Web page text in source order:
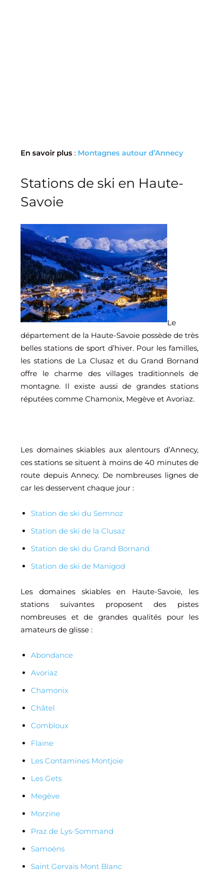
En savoir plus : Montagnes autour d’Annecy
Stations de ski en Haute-
Savoie
Le
département de la Haute-Savoie possède de très
belles stations de sport d’hiver. Pour les familles,
les stations de La Clusaz et du Grand Bornand
offre le charme des villages traditionnels de
montagne. Il existe aussi de grandes stations
réputées comme Chamonix, Megève et Avoriaz.
Les domaines skiables aux alentours d’Annecy,
ces stations se situent à moins de 40 minutes de
route depuis Annecy. De nombreuses lignes de
car les desservent chaque jour :
Station de ski du Semnoz
Station de ski de la Clusaz
Station de ski du Grand Bornand
Station de ski de Manigod
Les domaines skiables en Haute-Savoie, les
stations suivantes proposent des pistes
nombreuses et de grandes qualités pour les
amateurs de glisse :
Abondance
Avoriaz
Chamonix
Châtel
Combloux
Flaine
Les Contamines Montjoie
Les Gets
Megève
Morzine
Praz de Lys-Sommand
Samoëns
Saint Gervais Mont Blanc